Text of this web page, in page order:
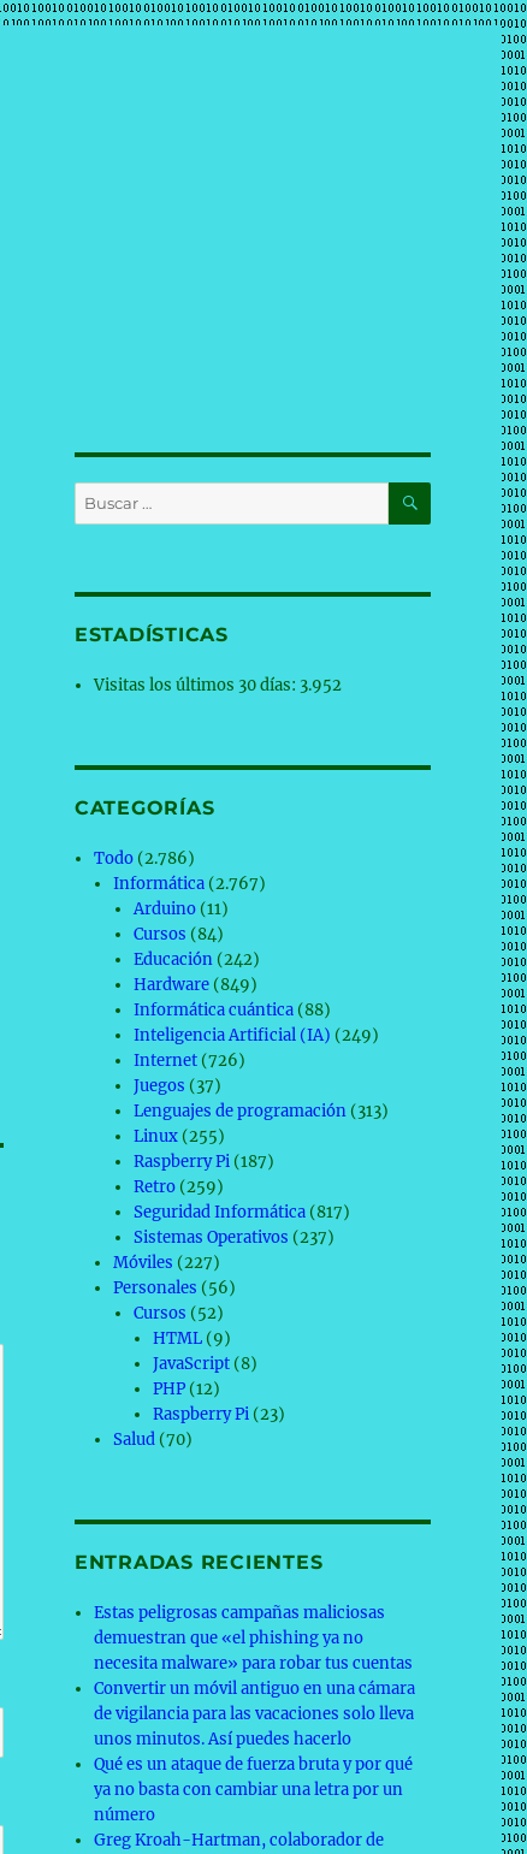
Buscar
por:
BUSCAR
ESTADÍSTICAS
Visitas los últimos 30 días: 3.952
CATEGORÍAS
Todo (2.786)
Informática (2.767)
Arduino(11)
Cursos (84)
Educación(242)
Hardware(849)
Informática cuántica(88)
Inteligencia Artificial (IA) (249)
Internet(726)
Juegos (37)
Lenguajes de programación(313)
Linux(255)
Raspberry Pi(187)
Retro(259)
Seguridad Informática(817)
Sistemas Operativos (237)
Móviles (227)
Personales (56)
Cursos (52)
HTML(9)
JavaScript(8)
PHP(12)
Raspberry Pi(23)
Salud (70)
ENTRADAS RECIENTES
Estas peligrosas campañas maliciosas
demuestran que «el phishing ya no
necesita malware» para robar tus cuentas
Convertir un móvil antiguo en una cámara
de vigilancia para las vacaciones solo lleva
unos minutos. Así puedes hacerlo
Qué es un ataque de fuerza bruta y por qué
ya no basta con cambiar una letra por un
número
Greg Kroah-Hartman, colaborador de